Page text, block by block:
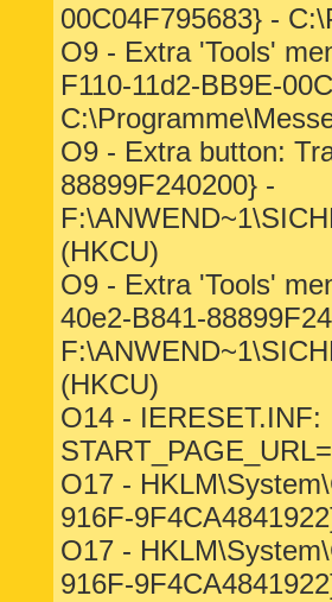
00C04F795683} -
O9 - Extra 'Tools'
F110-11d2-BB9E-
O9 - Extra button:
88899F240200} -
(HKCU)
O9 - Extra 'Tools'
40e2-B841-
(HKCU)
O14 - IERESET.INF:
O17 -
916F-
O17 -
916F-